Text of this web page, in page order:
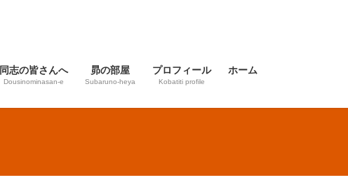
同志の皆さんへ
Dousinominasan-e
昴の部屋
Subaruno-heya
プロフィール
Kobatiti profile
ホーム